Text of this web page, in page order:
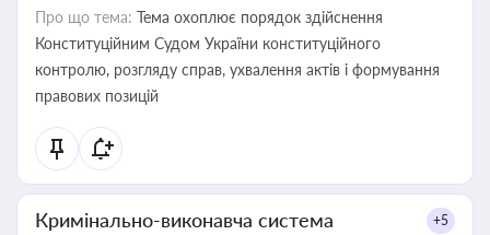
Про що тема: Тема охоплює порядок здійснення
Конституційним Судом України конституційного
контролю, розгляду справ, ухвалення актів і формування
правових позицій
Кримінально-виконавча система +5